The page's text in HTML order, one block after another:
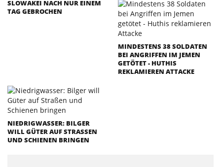
SLOWAKEI NACH NUR EINEM
TAG GEBROCHEN
MINDESTENS 38 SOLDATEN
BEI ANGRIFFEN IM JEMEN
GETÖTET - HUTHIS
REKLAMIEREN ATTACKE
NIEDRIGWASSER: BILGER
WILL GÜTER AUF STRASSEN U
ND SCHIENEN BRINGEN